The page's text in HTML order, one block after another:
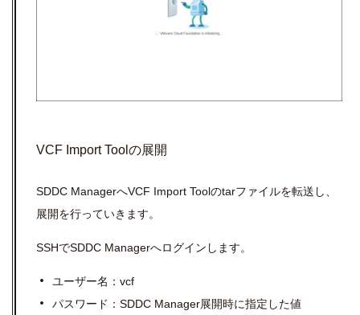
VCF Import Toolの展開
SDDC ManagerへVCF Import Toolのtarファイルを転送し、
展開を行っていきます。
SSHでSDDC Managerへログインします。
ユーザー名：vcf
パスワード：SDDC Manager展開時に指定した値